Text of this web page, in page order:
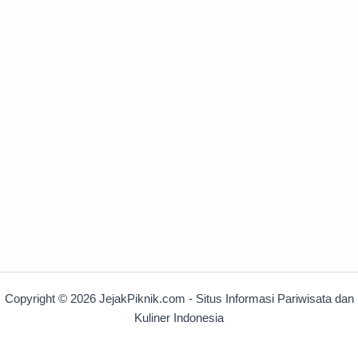
Copyright © 2026 JejakPiknik.com - Situs Informasi Pariwisata dan
Kuliner Indonesia